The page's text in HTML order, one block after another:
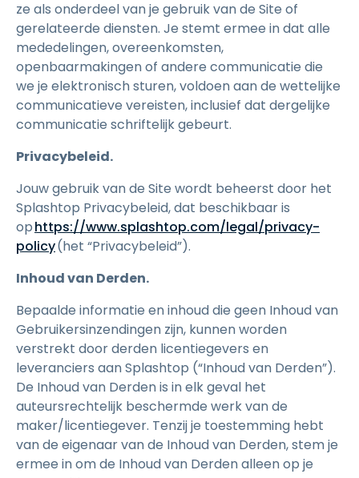
ze als onderdeel van je gebruik van de Site of
gerelateerde diensten. Je stemt ermee in dat alle
mededelingen, overeenkomsten,
openbaarmakingen of andere communicatie die
we je elektronisch sturen, voldoen aan de wettelijke
communicatieve vereisten, inclusief dat dergelijke
communicatie schriftelijk gebeurt.
Privacybeleid.
Jouw gebruik van de Site wordt beheerst door het
Splashtop Privacybeleid, dat beschikbaar is
ophttps://www.splashtop.com/legal/privacy-
policy(het “Privacybeleid”).
Inhoud van Derden.
Bepaalde informatie en inhoud die geen Inhoud van
Gebruikersinzendingen zijn, kunnen worden
verstrekt door derden licentiegevers en
leveranciers aan Splashtop (“Inhoud van Derden”).
De Inhoud van Derden is in elk geval het
auteursrechtelijk beschermde werk van de
maker/licentiegever. Tenzij je toestemming hebt
van de eigenaar van de Inhoud van Derden, stem je
ermee in om de Inhoud van Derden alleen op je